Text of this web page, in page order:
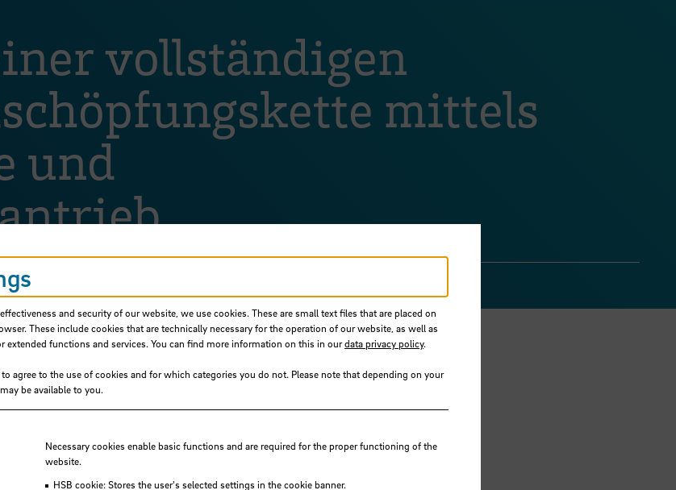
vollständigen
mittels
und
and security of our website, we use cookies. These are small text files that are placed on
These include cookies that are technically necessary for the operation of our website, as well as
extended functions and services. You can find more information on this in ourdata privacy policy.
agree to the use of cookies and for which categories you do not. Please note that depending on your
be available to you.
cookies
Necessary cookies enable basic functions and are required for the proper functioning of the
website.
HSB cookie: Stores the user's selected settings in the cookie banner.